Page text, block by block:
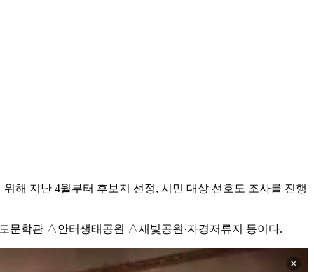
해 지난 4월부터 후보지 선정, 시민 대상 선호도 조사를 진행
학관 △안터생태공원 △새빛공원·자경저류지 등이다.